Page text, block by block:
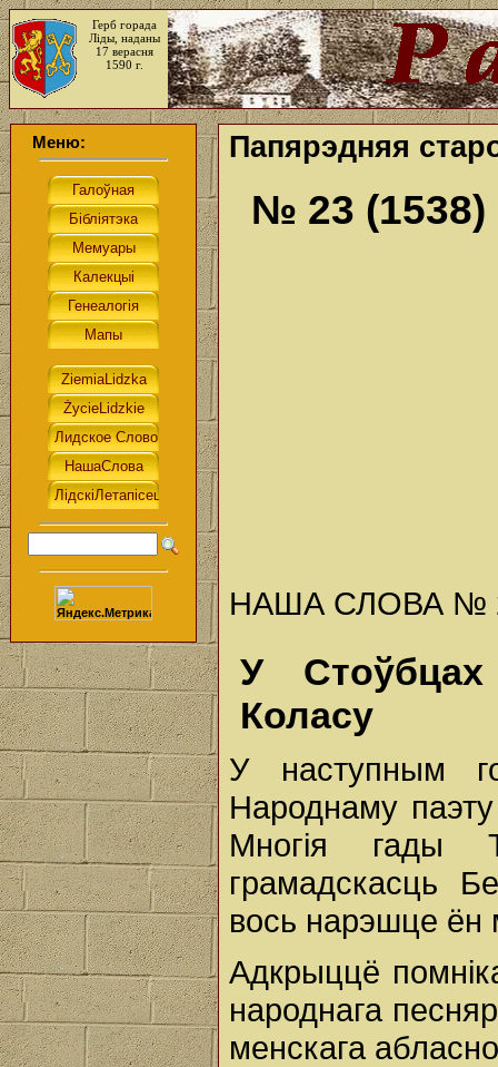
Герб горада
Ліды, наданы
17 верасня
1590 г.
Меню: Папярэдняя
№ 23 (1538)
НАША СЛОВА №
У Стоўбцах
Коласу
У наступным
Народнаму
Многія гады
грамадскасць
вось нарэшце
Адкрыццё
народнага
менскага